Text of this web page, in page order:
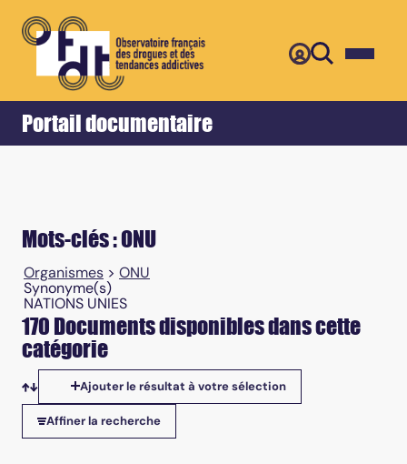
Portail documentaire
Accueil Retour
Mots-clés : ONU
Organismes > ONU
Synonyme(s)
NATIONS UNIES
170 Documents disponibles dans cette
catégorie
Tris disponibles
Ajouter le résultat à votre sélection
Affiner la recherche